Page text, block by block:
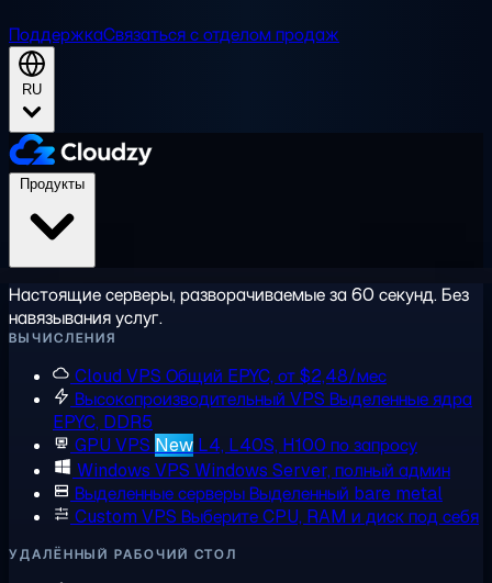
ПоддержкаСвязаться с отделом продаж
RU
Настоящие серверы, разворачиваемые за 60 секунд. Без
навязывания услуг.
ВЫЧИСЛЕНИЯ
Cloud VPS Общий EPYC, от $2,48/мес
Высокопроизводительный VPS Выделенные ядра
EPYC, DDR5
GPU VPS New L4, L40S, H100 по запросу
Windows VPS Windows Server, полный админ
Выделенные серверыВыделенный bare metal
Custom VPS Выберите CPU, RAM и диск под себя
УДАЛЁННЫЙ РАБОЧИЙ СТОЛ